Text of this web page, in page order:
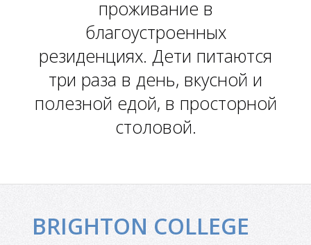
Л
проживание в
благоустроенных
резиденциях. Дети питаются
три раза в день, вкусной и
полезной едой, в просторной
столовой.
BRIGHTON COLLEGE